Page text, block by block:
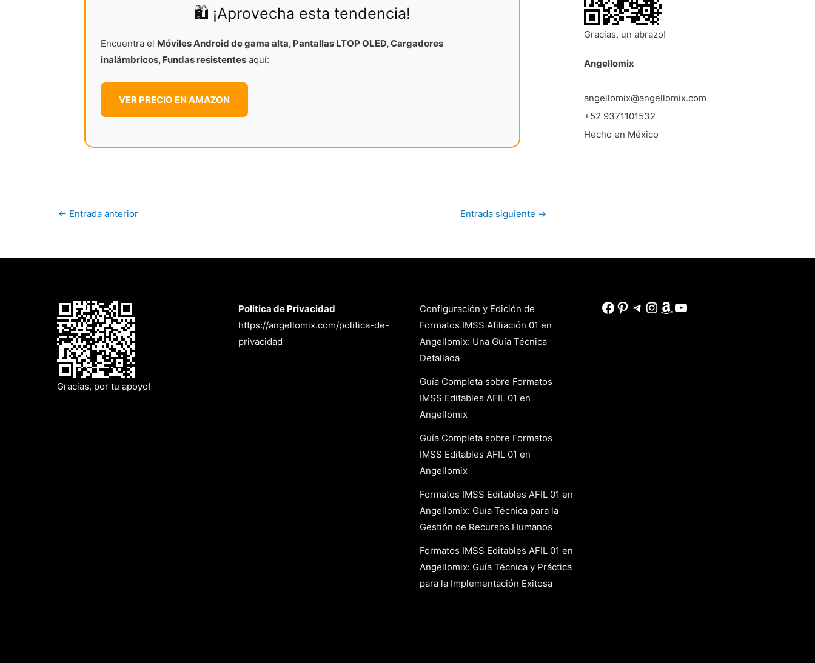
🛍️ ¡Aprovecha esta tendencia!
Encuentra el Móviles Android de gama alta, Pantallas LTOP OLED, Cargadores
inalámbricos, Fundas resistentesaquí:
VER PRECIO EN AMAZON
← Entrada anterior Entrada siguiente →
Gracias, un abrazo!
Angellomix
angellomix@angellomix.com
+52 9371101532
Hecho en México
Gracias, por tu apoyo!
Politica de Privacidad
https://angellomix.com/politica-de-
privacidad
Configuración y Edición de
Formatos IMSS Afiliación 01 en
Angellomix: Una Guía Técnica
Detallada
Guía Completa sobre Formatos
IMSS Editables AFIL 01 en
Angellomix
Guía Completa sobre Formatos
IMSS Editables AFIL 01 en
Angellomix
Formatos IMSS Editables AFIL 01 en
Angellomix: Guía Técnica para la
Gestión de Recursos Humanos
Formatos IMSS Editables AFIL 01 en
Angellomix: Guía Técnica y Práctica
para la Implementación Exitosa
Facebook
Pinterest
Telegram
Instagram
Amazon
YouTube